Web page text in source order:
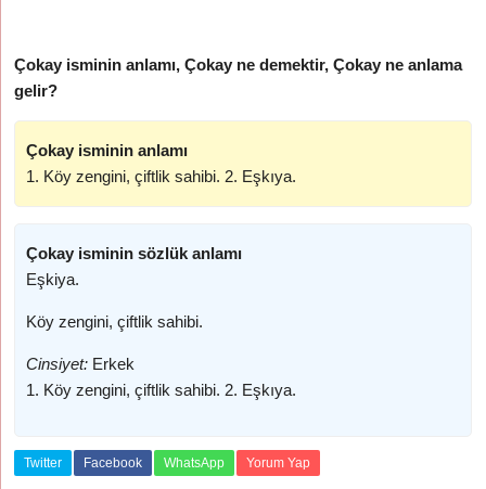
Çokay isminin anlamı, Çokay ne demektir, Çokay ne anlama
gelir?
Çokay isminin anlamı
1. Köy zengini, çiftlik sahibi. 2. Eşkıya.
Çokay isminin sözlük anlamı
Eşkiya.
Köy zengini, çiftlik sahibi.
Cinsiyet: Erkek
1. Köy zengini, çiftlik sahibi. 2. Eşkıya.
Twitter Facebook WhatsApp Yorum Yap